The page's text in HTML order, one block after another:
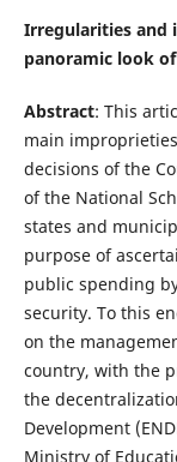
Irregularities and
panoramic look
Abstract: This
main
decisions of the
of the National
states and
purpose of
public spending
security. To this
on the
country, with the
the
Development
Ministry of